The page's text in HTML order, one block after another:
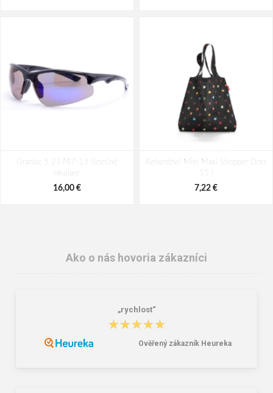
Granite 5 21747-13 Slnečné
okuliare
16,00 €
Reisenthel Mini Maxi Shopper Dots
15 l
7,22 €
Ako o nás hovoria zákazníci
„rychlost“
★★★★★
★★★★★
Ověřený zákazník Heureka